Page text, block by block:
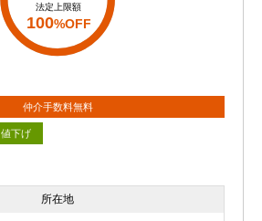
法定上限額
100%OFF
仲介手数料無料
値下げ
所在地